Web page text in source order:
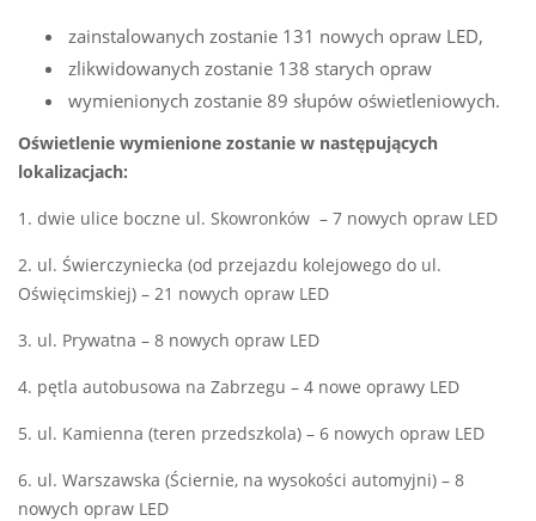
zainstalowanych zostanie 131 nowych opraw LED,
zlikwidowanych zostanie 138 starych opraw
wymienionych zostanie 89 słupów oświetleniowych.
Oświetlenie wymienione zostanie w następujących
lokalizacjach:
1. dwie ulice boczne ul. Skowronków – 7 nowych opraw LED
2. ul. Świerczyniecka (od przejazdu kolejowego do ul.
Oświęcimskiej) – 21 nowych opraw LED
3. ul. Prywatna – 8 nowych opraw LED
4. pętla autobusowa na Zabrzegu – 4 nowe oprawy LED
5. ul. Kamienna (teren przedszkola) – 6 nowych opraw LED
6. ul. Warszawska (Ściernie, na wysokości automyjni) – 8
nowych opraw LED